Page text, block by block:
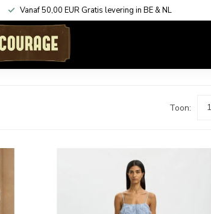
Vanaf 50,00 EUR Gratis levering in BE & NL
KADOBONNEN SHOP THE LOOK MERKEN
Toon: